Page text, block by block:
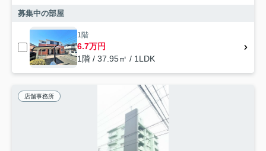
募集中の部屋
1階
6.7万円
1階 / 37.95㎡ / 1LDK
店舗事務所